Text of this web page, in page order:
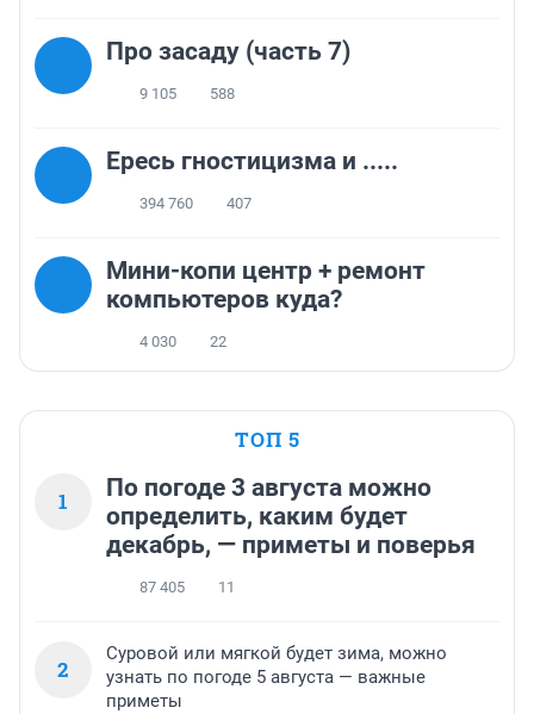
Про засаду (часть 7)
9 105 588
Ересь гностицизма и .....
394 760 407
Мини-копи центр + ремонт
компьютеров куда?
4 030 22
ТОП 5
1
По погоде 3 августа можно
определить, каким будет
декабрь, — приметы и поверья
87 405 11
2
Суровой или мягкой будет зима, можно
узнать по погоде 5 августа — важные
приметы